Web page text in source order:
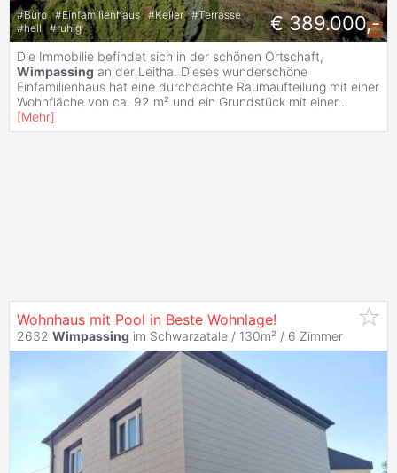
#Büro #Einfamilienhaus #Keller #Terrasse
#hell #ruhig € 389.000,-
Die Immobilie befindet sich in der schönen Ortschaft,
Wimpassing an der Leitha. Dieses wunderschöne
Einfamilienhaus hat eine durchdachte Raumaufteilung mit einer
Wohnfläche von ca. 92 m² und ein Grundstück mit einer...
[Mehr]
Wohnhaus mit Pool in Beste Wohnlage!
2632 Wimpassing im Schwarzatale / 130m² / 6 Zimmer